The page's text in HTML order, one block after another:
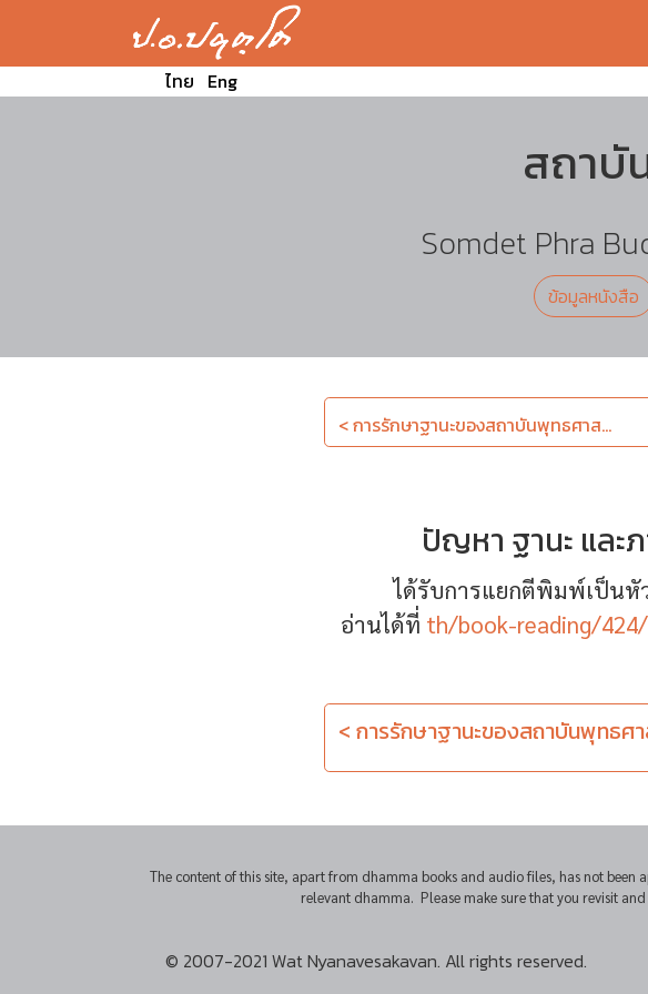
ไทย Eng
สถาบั
Somdet Phra
ข้อมูลหนังสือ
< การรักษาฐานะของสถาบันพุทธศาส...
ปัญหา ฐานะ และ
ได้รับการแยกตีพิมพ์เป็น
อ่านได้ที่ th/book-reading/
< การรักษาฐานะของสถาบันพุทธศ
The content of this site, apart from dhamma books and audio files, has not
relevant dhamma. Please make sure that you revisit
© 2007-2021 Wat Nyanavesakavan. All rights reserved.